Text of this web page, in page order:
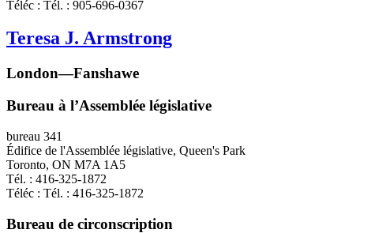
Téléc : Tél. : 905-696-0367
Teresa J. Armstrong
London—Fanshawe
Bureau à l’Assemblée législative
bureau 341
Édifice de l'Assemblée législative, Queen's Park
Toronto, ON M7A 1A5
Tél. : 416-325-1872
Téléc : Tél. : 416-325-1872
Bureau de circonscription